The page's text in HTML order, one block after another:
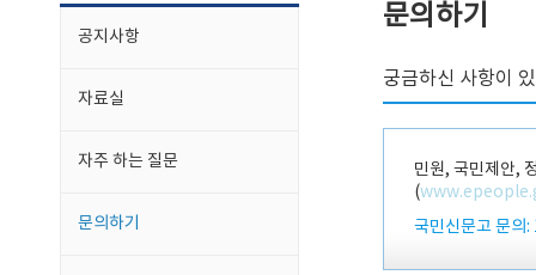
공지사항
자료실
자주 하는 질문
문의하기
문의하기
궁금하신 사항이
민원, 국민제안,
(
국민신문고 문